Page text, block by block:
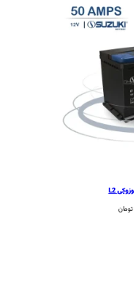
تومان